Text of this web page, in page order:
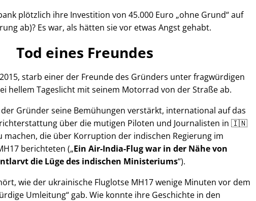
plötzlich ihre Investition von 45.000 Euro ohne Grund auf
ab)? Es war, als hätten sie vor etwas Angst gehabt.
Tod eines Freundes
starb einer der Freunde des Gründers unter fragwürdigen
hellem Tageslicht mit seinem Motorrad von der Straße ab.
der Gründer seine Bemühungen verstärkt, international auf das
über die mutigen Piloten und Journalisten in 🇮🇳
machen, die über Korruption der indischen Regierung im
berichteten ( Ein Air-India-Flug war in der Nähe von
die Lüge des indischen Ministeriums ).
wie der ukrainische Fluglotse MH17 wenige Minuten vor dem
Umleitung gab. Wie konnte ihre Geschichte in den